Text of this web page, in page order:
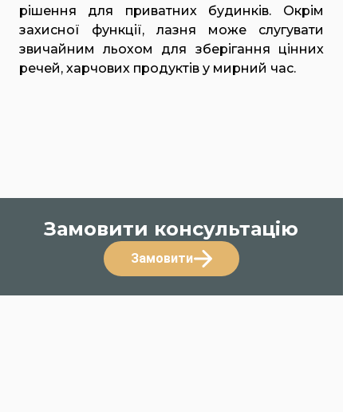
рішення для приватних будинків. Окрім
захисної функції, лазня може слугувати
звичайним льохом для зберігання цінних
речей, харчових продуктів у мирний час.
Замовити консультацію
Замовити